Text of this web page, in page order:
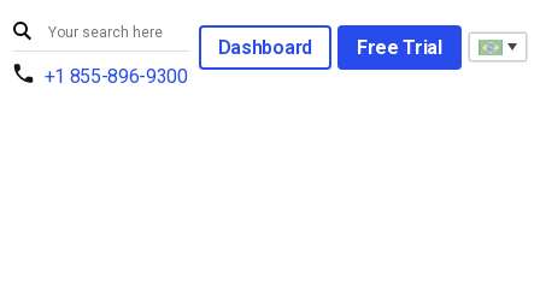
+1 855-896-9300
Dashboard Free Trial